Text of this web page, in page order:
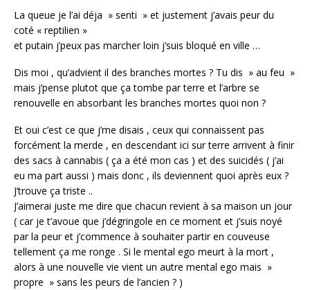
La queue je l’ai déja » senti » et justement j’avais peur du
coté « reptilien »
et putain j’peux pas marcher loin j’suis bloqué en ville …
Dis moi , qu’advient il des branches mortes ? Tu dis » au feu »
mais j’pense plutot que ça tombe par terre et l’arbre se
renouvelle en absorbant les branches mortes quoi non ?
Et oui c’est ce que j’me disais , ceux qui connaissent pas
forcément la merde , en descendant ici sur terre arrivent à finir
des sacs à cannabis ( ça a été mon cas ) et des suicidés ( j’ai
eu ma part aussi ) mais donc , ils deviennent quoi après eux ?
J’trouve ça triste ..
J’aimerai juste me dire que chacun revient à sa maison un jour
( car je t’avoue que j’dégringole en ce moment et j’suis noyé
par la peur et j’commence à souhaiter partir en couveuse
tellement ça me ronge . Si le mental ego meurt à la mort ,
alors à une nouvelle vie vient un autre mental ego mais »
propre » sans les peurs de l’ancien ? )